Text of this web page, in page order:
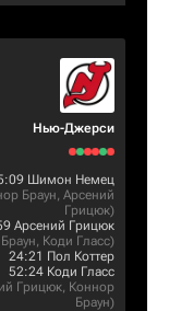
Нью-Джерси
Шимон Немец
Браун, Арсений
Грицюк)
Арсений Грицюк
, Коди Гласс)
24:21 Пол Коттер
52:24 Коди Гласс
Грицюк, Коннор
Браун)